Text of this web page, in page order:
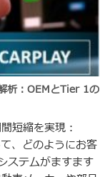
析：OEMとTier 1の
短縮を実現：
、どのようにお客
ステムがますます